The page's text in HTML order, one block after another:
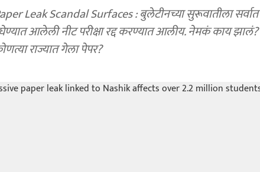
Leak Scandal Surfaces : बुलेटीनच्या सुरूवातीला सर्वात
घेण्यात आलेली नीट परीक्षा रद्द करण्यात आलीय. नेमकं काय झालं?
राज्यात गेला पेपर?